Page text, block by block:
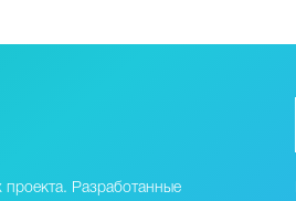
проекта. Разработанные